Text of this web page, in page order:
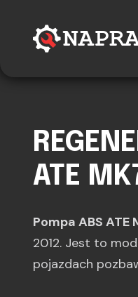
ATE
Pompa ABS ATE
2012. Jest to
pojazdach